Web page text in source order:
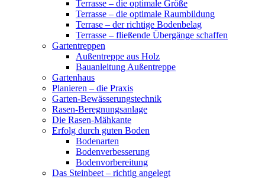
Terrasse – die optimale Größe
Terrasse – die optimale Raumbildung
Terrase – der richtige Bodenbelag
Terrasse – fließende Übergänge schaffen
Gartentreppen
Außentreppe aus Holz
Bauanleitung Außentreppe
Gartenhaus
Planieren – die Praxis
Garten-Bewässerungstechnik
Rasen-Beregnungsanlage
Die Rasen-Mähkante
Erfolg durch guten Boden
Bodenarten
Bodenverbesserung
Bodenvorbereitung
Das Steinbeet – richtig angelegt